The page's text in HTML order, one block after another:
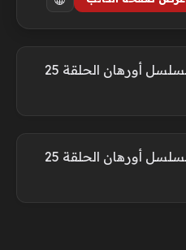
بعد تأجيلها.. موعد عرض مسلسل أورهان الحلقة 25
بعد تأجيلها.. موعد عرض مسلسل أورهان الحلقة 25